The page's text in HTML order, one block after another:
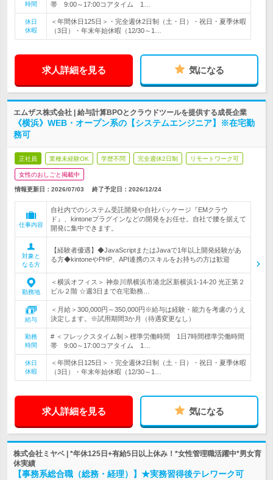
時間
帯 9:00～17:00コアタイム 1…
休日
休暇
＜年間休日125日＞・完全週休2日制（土・日）・祝日・夏季休暇
（3日）・年末年始休暇（12/30～1…
求人詳細を見る 気になる
エムザス株式会社 | 給与計算BPOとクラウドツールを提供する成長企業
《横浜》WEB・オープン系の【システムエンジニア】※在宅勤
務可
正社員 業種未経験OK 学歴不問 完全週休2日制 リモートワーク可
女性のおしごと掲載中
情報更新日：2026/07/03 終了予定日： 2026/12/24
仕事内容
自社内でのシステム受託開発や自社パッケージ『EMクラウ
ド』、kintoneプラグインなどの開発をお任せ。自社で腰を据えて
開発に集中できます。
対象と
なる方
【経験者優遇】◆JavaScriptまたはJavaで1年以上開発経験があ
る方◆kintoneやPHP、API連携のスキルをお持ちの方は歓迎
勤務地
＜横浜オフィス＞ 神奈川県横浜市港北区新横浜1-14-20 光正第２
ビル２階 ☆週3日まで在宅勤務…
給与
＜月給＞300,000円～350,000円※給与は経験・能力を考慮のうえ
決定します。※試用期間3か月（待遇変更なし）
勤務
時間
# ＜フレックスタイム制＞標準労働時間 1日7時間標準労働時間
帯 9:00～17:00コアタイム 1…
休日
休暇
＜年間休日125日＞・完全週休2日制（土・日）・祝日・夏季休暇
（3日）・年末年始休暇（12/30～1…
求人詳細を見る 気になる
株式会社ミヤベ | *年休125日+有給5日以上休み！*女性管理職活躍中*男女育
休実績
【事務系総合職（総務・経理）】★実務習得後テレワーク可